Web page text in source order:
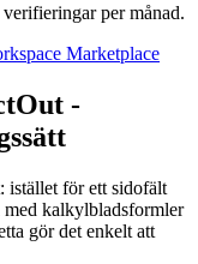
per månad.
Marketplace
-
istället för ett sidofält
kalkylbladsformler
gör det enkelt att